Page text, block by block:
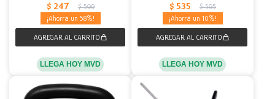
$ 247 $ 599
58
LLEGA HOY MVD
$ 535 $ 595
10
LLEGA HOY MVD